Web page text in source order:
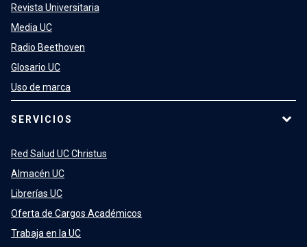
Revista Universitaria
Media UC
Radio Beethoven
Glosario UC
Uso de marca
SERVICIOS
Red Salud UC Christus
Almacén UC
Librerías UC
Oferta de Cargos Académicos
Trabaja en la UC